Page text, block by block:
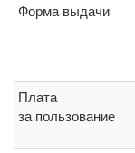
Форма выдачи
Плата
за пользование